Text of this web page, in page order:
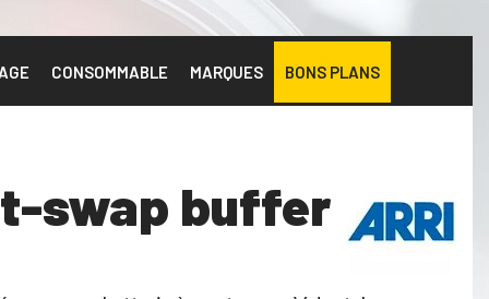
CONSOMMABLE MARQUES BONS PLANS
swap buffer